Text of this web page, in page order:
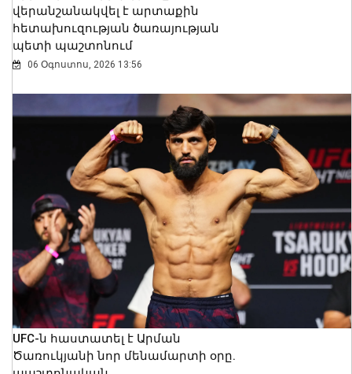
վերանշանակվել է արտաքին
հետախուզության ծառայության
պետի պաշտոնում
06 Օգոստոս, 2026 13:56
UFC-ն հաստատել է Արման
Ծառուկյանի նոր մենամարտի օրը.